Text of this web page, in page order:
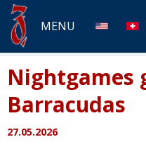
MENU
Nightgames
Barracudas
27.05.2026